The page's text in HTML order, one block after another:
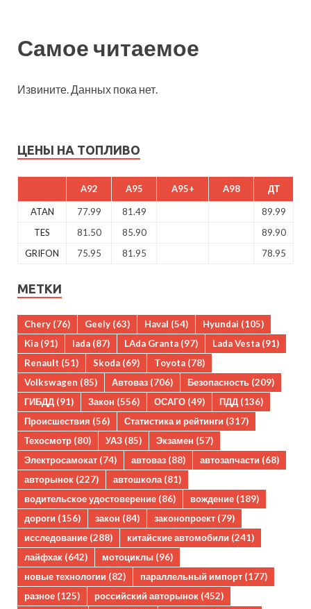
Самое читаемое
Извините. Данных пока нет.
ЦЕНЫ НА ТОПЛИВО
A92 A95 A95+ A98 ДТ
ATAN 77.99 81.49
89.99
TES
81.50 85.90
89.90
GRIFON
75.95 81.95 78.95
МЕТКИ
Chery (76) Geely (63) Haval (54) Hyundai (105)
Kia (91) lada (87) LAda Granta (97) Lada Vesta (91)
Renault (51) Skoda (69) Toyota (78)
Volkswagen (85) Автоваз (706) Безопасность (209)
ГИБДД (91) Закон (556) ОСАГО (49) ПДД (136)
Происшествия (56) Статистика и рейтинги (317)
Техосмотр (80) УАЗ (85) Экзамен (57)
Электросамокат (74) автоваз (88) автозапчасти (68)
авторынок (227) автошкола(81)
водительское удостоверение (86) вождение (189)
дороги (156) закон (84) законопроект (79)
исследование (288) китайские автомобили (241)
лайфхак (642) мотоциклы (96)
новые технологии (82) параллельный импорт (177)
разное (125) российский авторынок (452)